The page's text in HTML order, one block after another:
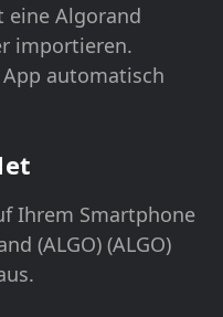
eine Algorand
importieren.
automatisch
Ihrem Smartphone
(ALGO) (ALGO)